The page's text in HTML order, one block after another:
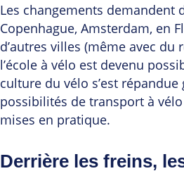
Les changements demandent
Copenhague, Amsterdam, en
d’autres villes (même avec du
l’école à vélo est devenu
culture du vélo s’est
possibilités de transport à
mises en pratique.
Derrière les freins,